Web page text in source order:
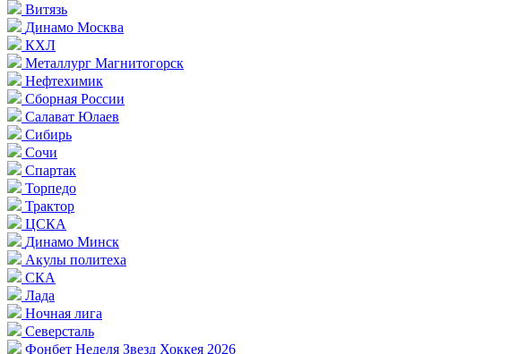
Витязь
Динамо Москва
КХЛ
Металлург Магнитогорск
Нефтехимик
Сборная России
Салават Юлаев
Сибирь
Сочи
Спартак
Торпедо
Трактор
ЦСКА
Динамо Минск
Акулы политеха
СКА
Лада
Ночная лига
Северсталь
Фонбет Неделя Звезд Хоккея 2026